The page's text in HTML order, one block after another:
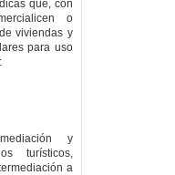
que, con
o
viviendas y
para uso
y
turísticos,
a